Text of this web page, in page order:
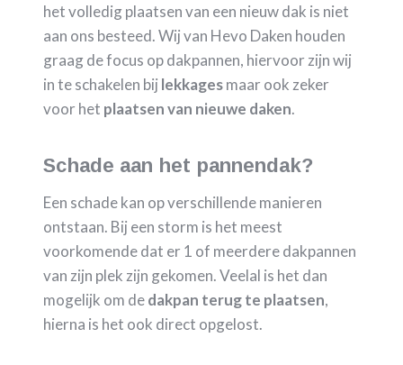
het volledig plaatsen van een nieuw dak is niet
aan ons besteed. Wij van Hevo Daken houden
graag de focus op dakpannen, hiervoor zijn wij
in te schakelen bij lekkagesmaar ook zeker
voor het plaatsen van nieuwe daken.
Schade aan het pannendak?
Een schade kan op verschillende manieren
ontstaan. Bij een storm is het meest
voorkomende dat er 1 of meerdere dakpannen
van zijn plek zijn gekomen. Veelal is het dan
mogelijk om dedakpan terug te plaatsen,
hierna is het ook direct opgelost.